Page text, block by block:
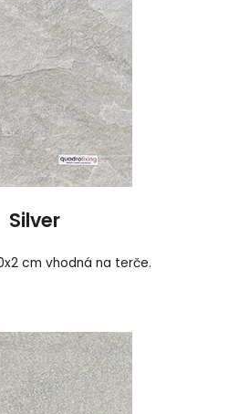
Silver
cm vhodná na terče.